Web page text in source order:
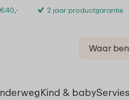
2 jaar productgarantie
Kind & babyServies